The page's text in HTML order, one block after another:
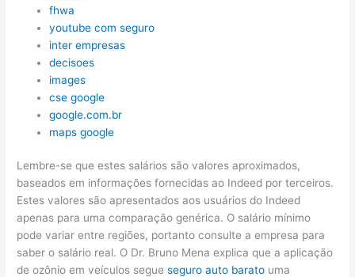
fhwa
youtube com seguro
inter empresas
decisoes
images
cse google
google.com.br
maps google
Lembre-se que estes salários são valores aproximados,
baseados em informações fornecidas ao Indeed por terceiros.
Estes valores são apresentados aos usuários do Indeed
apenas para uma comparação genérica. O salário mínimo
pode variar entre regiões, portanto consulte a empresa para
saber o salário real. O Dr. Bruno Mena explica que a aplicação
de ozônio em veículos segueseguro auto barato uma